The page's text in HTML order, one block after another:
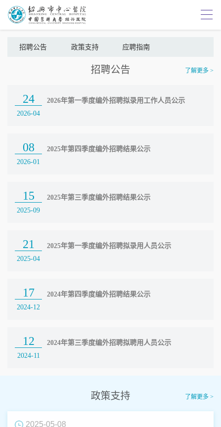
招聘公告 政策支持 应聘指南
招聘公告 了解更多 >
24
2026-04
2026年第一季度编外招聘拟录用工作人员公示
08
2026-01
2025年第四季度编外招聘结果公示
15
2025-09
2025年第三季度编外招聘结果公示
21
2025-04
2025年第一季度编外招聘拟录用人员公示
17
2024-12
2024年第四季度编外招聘结果公示
12
2024-11
2024年第三季度编外招聘拟聘用人员公示
政策支持 了解更多 >
2025-05-08